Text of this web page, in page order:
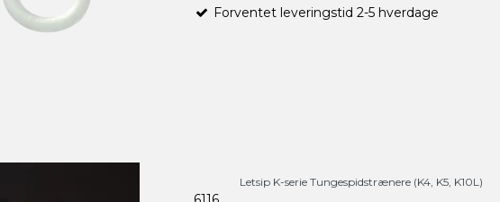
Forventet leveringstid 2-5 hverdage
Letsip K-serie Tungespidstrænere (K4, K5, K10L)